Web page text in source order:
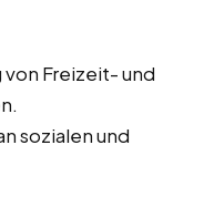
von Freizeit- und
sozialen und